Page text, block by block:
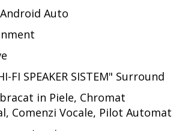
Auto
FI SPEAKER SISTEM" Surround
in Piele, Chromat
Comenzi Vocale, Pilot Automat